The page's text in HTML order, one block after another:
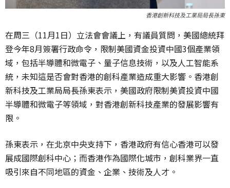
香港創新科技及工業局局長孫東
在周三（11月1日）立法會會議上，有議員質問，美國總統拜
登今年8月簽署行政命令，限制美國資金投資中國3個產業領
域，包括半導體和微電子、量子信息技術，以及人工智能系
統，未知這是否會對香港的創科產業造成重大影響。香港創
新科技及工業局局長孫東表示，美國政府限制美資投資中國
半導體和微電子等領域，對香港創新科技產業的發展影響有
限。
孫東表示，在北京中央支持下，香港政府有信心香港可以發
展成國際創科中心；而香港作為國際化城市，創科業界一直
吸引來自不同地區的資金、企業、技術及人才。